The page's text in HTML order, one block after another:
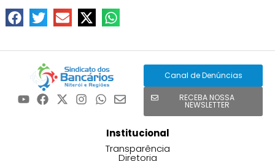
Canal de Denúncias
RECEBA NOSSA
NEWSLETTER
Institucional
Transparência
Diretoria